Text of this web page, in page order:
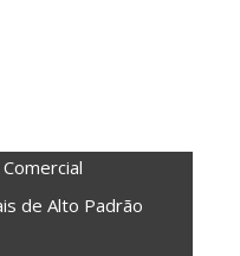
de Alto Padrão